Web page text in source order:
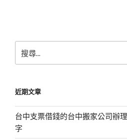
尋
字:
近期文章
台中支票借錢的台中搬家公司辦
字